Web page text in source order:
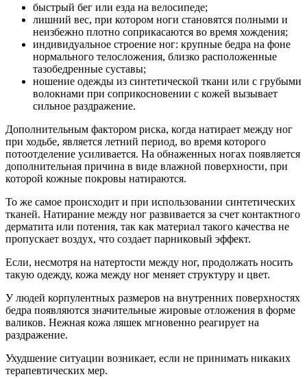
быстрый бег или езда на велосипеде;
лишний вес, при котором ноги становятся полными и
неизбежно плотно соприкасаются во время хождения;
индивидуальное строение ног: крупные бедра на фоне
нормального телосложения, близко расположенные
тазобедренные суставы;
ношение одежды из синтетической ткани или с грубыми
волокнами при соприкосновении с кожей вызывает
сильное раздражение.
Дополнительным фактором риска, когда натирает между ног
при ходьбе, является летний период, во время которого
потоотделение усиливается. На обнаженных ногах появляется
дополнительная причина в виде влажной поверхности, при
которой кожные покровы натираются.
То же самое происходит и при использовании синтетических
тканей. Натирание между ног развивается за счет контактного
дерматита или потения, так как материал такого качества не
пропускает воздух, что создает парниковый эффект.
Если, несмотря на натертости между ног, продолжать носить
такую одежду, кожа между ног меняет структуру и цвет.
У людей корпулентных размеров на внутренних поверхностях
бедра появляются значительные жировые отложения в форме
валиков. Нежная кожа ляшек мгновенно реагирует на
раздражение.
Ухудшение ситуации возникает, если не принимать никаких
терапевтических мер.